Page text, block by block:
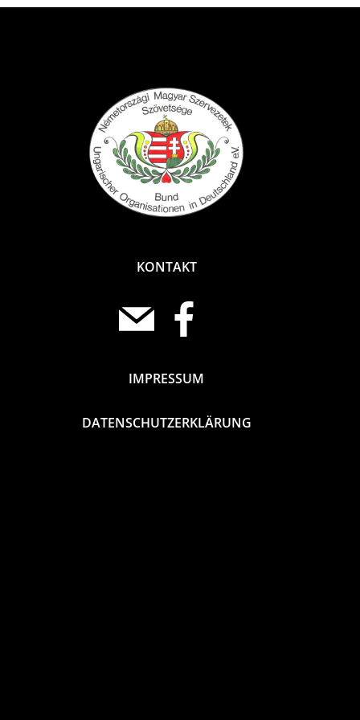
KONTAKT
IMPRESSUM
DATENSCHUTZERKLÄRUNG